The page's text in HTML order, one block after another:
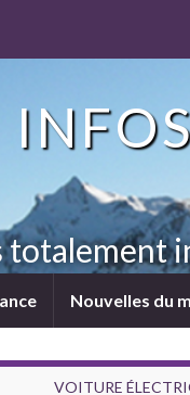
Nouvelles du
VOITURE